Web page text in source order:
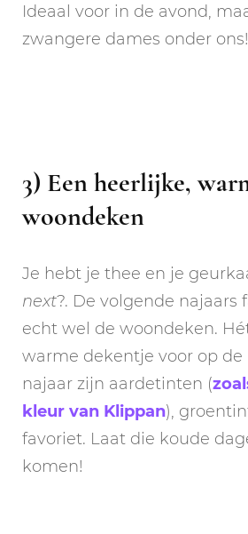
Ideaal voor in de avond,
zwangere dames onder ons!
3) Een heerlijke,
woondeken
Je hebt je thee en je
next?. De volgende najaars
echt wel de woondeken.
warme dekentje voor op de
najaar zijn aardetinten (
kleur van Klippan),
favoriet. Laat die koude
komen!